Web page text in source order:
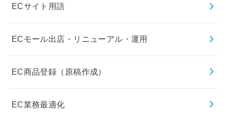
ECサイト用語
ECモール出店・リニューアル・運用
EC商品登録（原稿作成）
EC業務最適化